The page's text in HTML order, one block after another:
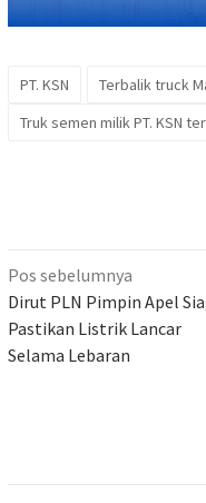
PT. KSN
Terbalik truck
Truk semen milik PT. KSN
Navigasi
pos
Pos sebelumnya
Dirut PLN Pimpin Apel
Pastikan Listrik Lancar
Selama Lebaran